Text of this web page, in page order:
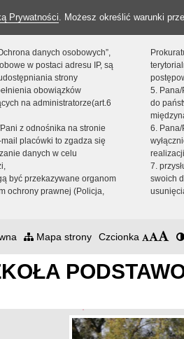
Prywatności. Możesz określić warunki
danych osobowych”,
w postaci adresu IP, są
strony
obowiązków
na administratorze(art.6
z odnośnika na stronie
placówki to zgadza się
danych w celu
być przekazywane organom
ochrony prawnej (Policja,
5.
do
6.
7.
swoich
Mapa strony Czcionka